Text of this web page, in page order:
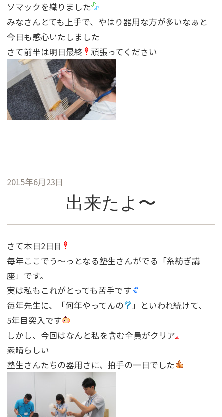
ソマックを織りました
みなさんとても上手で、やはり器用な方が多いなぁと
今日も感心いたしました
さて前半は明日最終
頑張ってください
2015年6月23日
出来たよ〜
さて本日2日目
毎年ここでう〜っとなる塾生さんがでる「糸紡ぎ講
座」です。
実は私もこれがとっても苦手です
毎年先生に、「何年やってんの
」といわれ続けて、
5年目突入です
しかし、今回はなんと私を含む全員がクリア
素晴らしい
塾生さんたちの器用さに、拍手の一日でした